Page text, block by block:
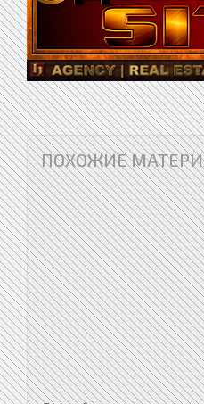
ПОХОЖИЕ